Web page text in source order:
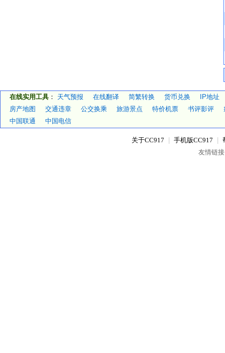
在线实用工具 ： 天气预报 在线翻译 简繁转换 货币兑换
IP地址
房产地图
交通违章 公交换乘 旅游景点 特价机票 书评影评
中国联通
中国电信
关于CC917 手机版CC917
友情链